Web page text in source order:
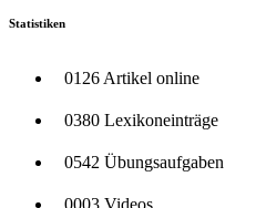
Statistiken
0126 Artikel online
0380 Lexikoneinträge
0542 Übungsaufgaben
0003 Videos